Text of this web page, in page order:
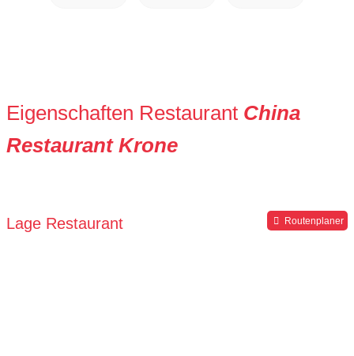
Eigenschaften Restaurant China
Restaurant Krone
Lage Restaurant Routenplaner